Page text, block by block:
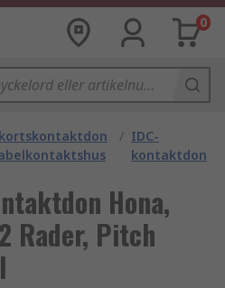
0
/ IDC-
kontaktdon
Hona,
Rader, Pitch